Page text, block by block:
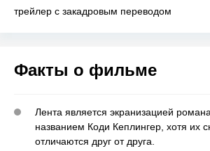
трейлер с закадровым переводом
Факты о фильме
Лента является экранизацией
названием Коди Кеплингер, хотя их
отличаются друг от друга.